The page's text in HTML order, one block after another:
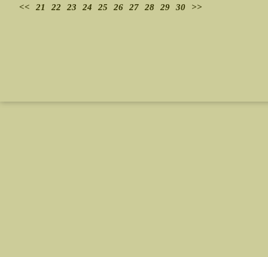
<< 21 22 23 24 25 26 27 28 29 30 >>